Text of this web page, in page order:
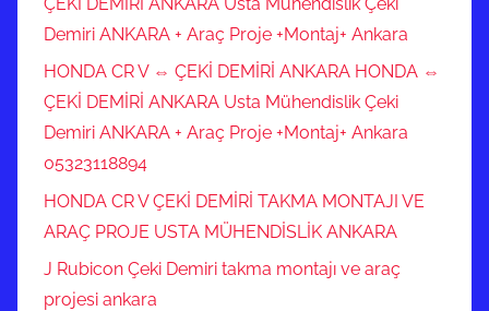
Demiri ANKARA + Araç Proje +Montaj+ Ankara
HONDA CR V ⇔ ÇEKİ DEMİRİ ANKARA HONDA ⇔
ÇEKİ DEMİRİ ANKARA Usta Mühendislik Çeki
Demiri ANKARA + Araç Proje +Montaj+ Ankara
05323118894
HONDA CR V ÇEKİ DEMİRİ TAKMA MONTAJI VE
ARAÇ PROJE USTA MÜHENDİSLİK ANKARA
J Rubicon Çeki Demiri takma montajı ve araç
projesi ankara